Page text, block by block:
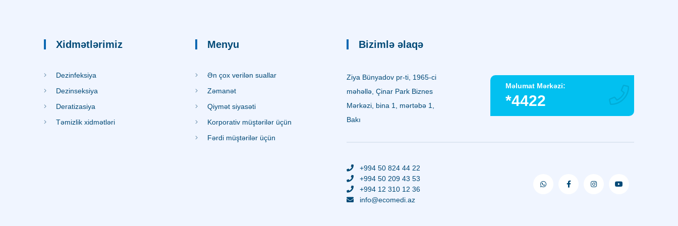
Xidmətlərimiz
Dezinfeksiya
Dezinseksiya
Deratizasiya
Təmizlik xidmətləri
Menyu
Ən çox verilən suallar
Zəmanət
Qiymət siyasəti
Korporativ müştərilər üçün
Fərdi müştərilər üçün
Bizimlə əlaqə
Ziya Bünyadov pr-ti, 1965-ci
məhəllə, Çinar Park Biznes
Mərkəzi, bina 1, mərtəbə 1,
Bakı
Məlumat Mərkəzi:
*4422
+994 50 824 44 22
+994 50 209 43 53
+994 12 310 12 36
info@ecomedi.az